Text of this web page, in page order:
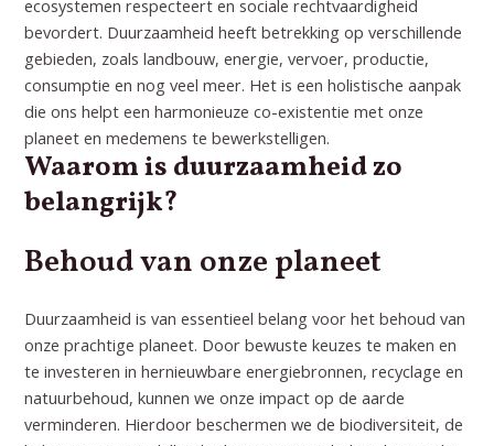
ecosystemen respecteert en sociale rechtvaardigheid
bevordert. Duurzaamheid heeft betrekking op verschillende
gebieden, zoals landbouw, energie, vervoer, productie,
consumptie en nog veel meer. Het is een holistische aanpak
die ons helpt een harmonieuze co-existentie met onze
planeet en medemens te bewerkstelligen.
Waarom is duurzaamheid zo
belangrijk?
Behoud van onze planeet
Duurzaamheid is van essentieel belang voor het behoud van
onze prachtige planeet. Door bewuste keuzes te maken en
te investeren in hernieuwbare energiebronnen, recyclage en
natuurbehoud, kunnen we onze impact op de aarde
verminderen. Hierdoor beschermen we de biodiversiteit, de